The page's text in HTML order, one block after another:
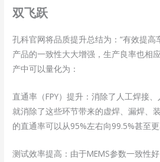
双飞跃
孔科官网将品质提升总结为：“有效提高
产品的一致性大大增强，生产良率也相
产中可以量化为：
直通率（FPY）提升：消除了人工焊接
就消除了这些环节带来的虚焊、漏焊、
的直通率可以从95%左右向99.5%甚至更
测试效率提高：由于MEMS参数一致性